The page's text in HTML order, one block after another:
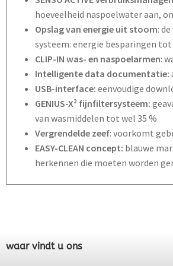
hoeveelheid naspoelwater aan,
Opslag van energie uit stoom:
systeem: energie besparingen
CLIP-IN was- en naspoelarmen:
Intelligente data documentatie:
USB-interface: eenvoudige
GENIUS-X² fijnfiltersysteem:
van wasmiddelen tot wel 35 %
Vergrendelde zeef: voorkomt
EASY-CLEAN concept: blauwe
herkennen die moeten worden
waar vindt u ons